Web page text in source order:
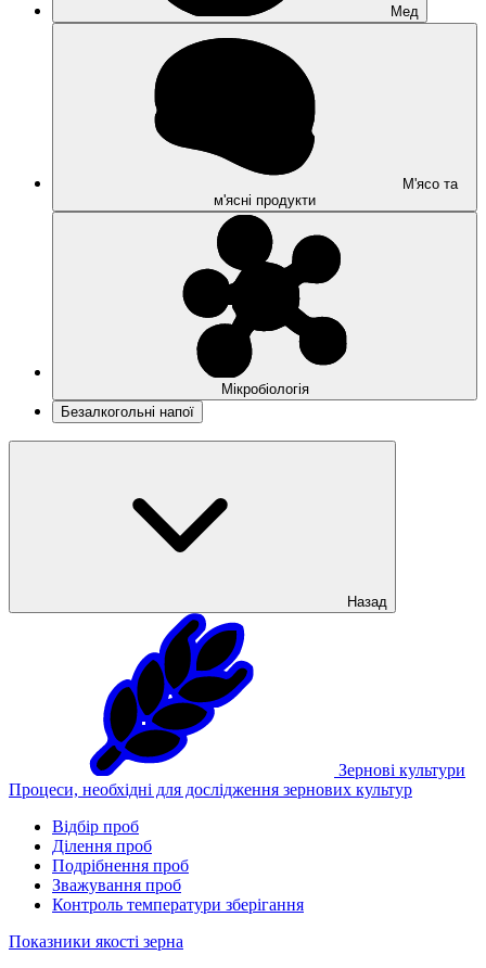
Мед
М'ясо та
м'ясні продукти
Мікробіологія
Безалкогольні напої
Назад
Зернові культури
Процеси, необхідні для дослідження зернових культур
Відбір проб
Ділення проб
Подрібнення проб
Зважування проб
Контроль температури зберігання
Показники якості зерна